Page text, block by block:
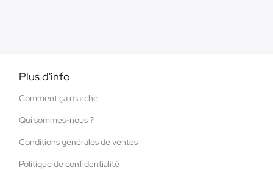
Plus d'info
Comment ça marche
Qui sommes-nous ?
Conditions générales de ventes
Politique de confidentialité